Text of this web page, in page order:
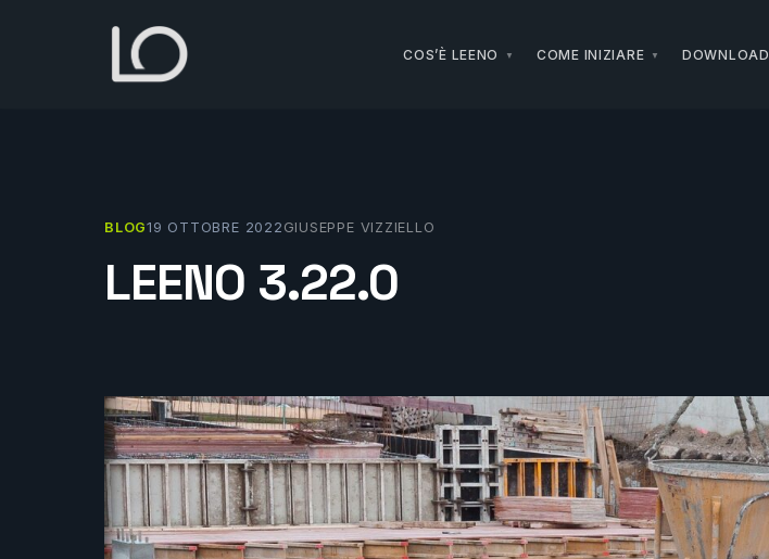
COS’È LEENO COME INIZIARE DOWNLOAD
BLOG19 OTTOBRE 2022 GIUSEPPE VIZZIELLO
LEENO 3.22.0